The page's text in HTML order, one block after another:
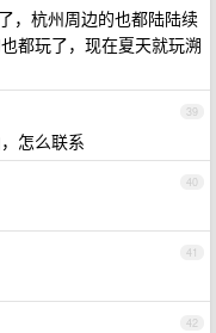
，杭州周边的也都陆陆续
都玩了，现在夏天就玩溯
39
怎么联系
40
41
42